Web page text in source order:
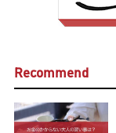
Recommend